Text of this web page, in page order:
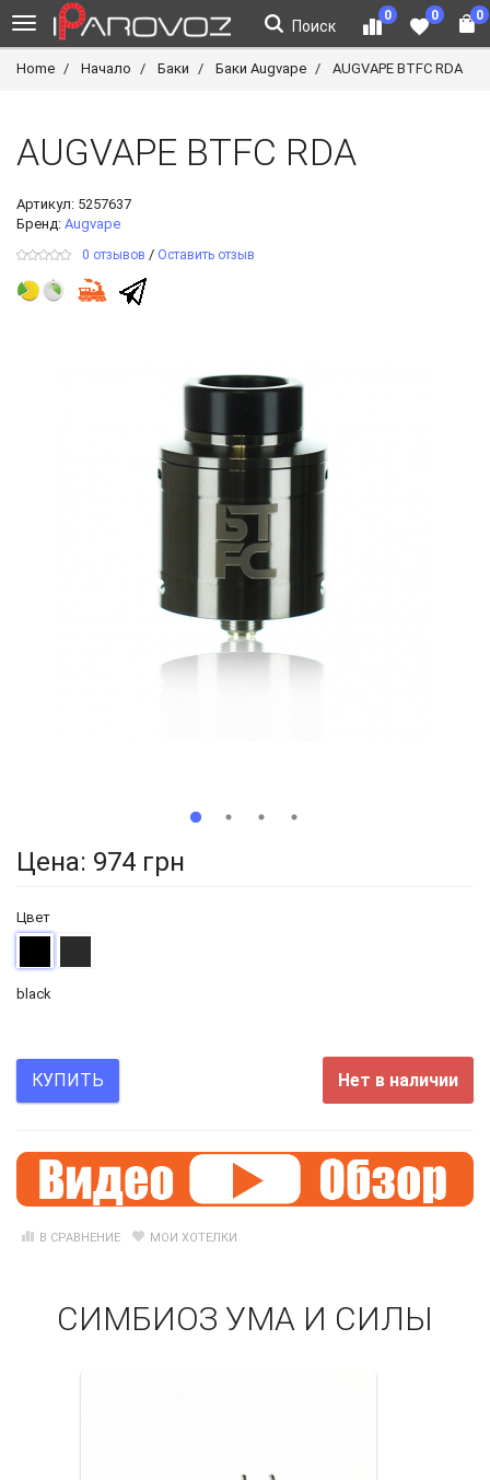
Поиск
0 0 0
Home Начало Баки Баки Augvape AUGVAPE BTFC RDA
AUGVAPE BTFC RDA
Артикул: 5257637
Бренд: Augvape
0 отзывов / Оставить отзыв
Цена: 974 грн
Цвет
black
КУПИТЬ Нет в наличии
В СРАВНЕНИЕ МОИ ХОТЕЛКИ
СИМБИОЗ УМА И СИЛЫ